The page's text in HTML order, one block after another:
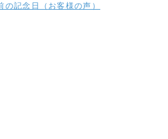
の記念日（お客様の声）